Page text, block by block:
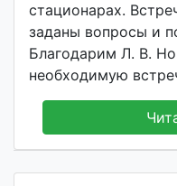
стационарах.
заданы вопросы и
Благодарим Л. В.
необходимую